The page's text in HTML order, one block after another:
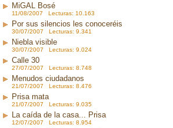
MiGAL Bosé
11/08/2007 Lecturas: 10.163
Por sus silencios les conoceréis
30/07/2007 Lecturas: 9.341
Niebla visible
30/07/2007 Lecturas: 9.024
Calle 30
27/07/2007 Lecturas: 8.748
Menudos ciudadanos
21/07/2007 Lecturas: 8.476
Prisa mata
21/07/2007 Lecturas: 9.035
La caída de la casa... Prisa
12/07/2007 Lecturas: 8.954